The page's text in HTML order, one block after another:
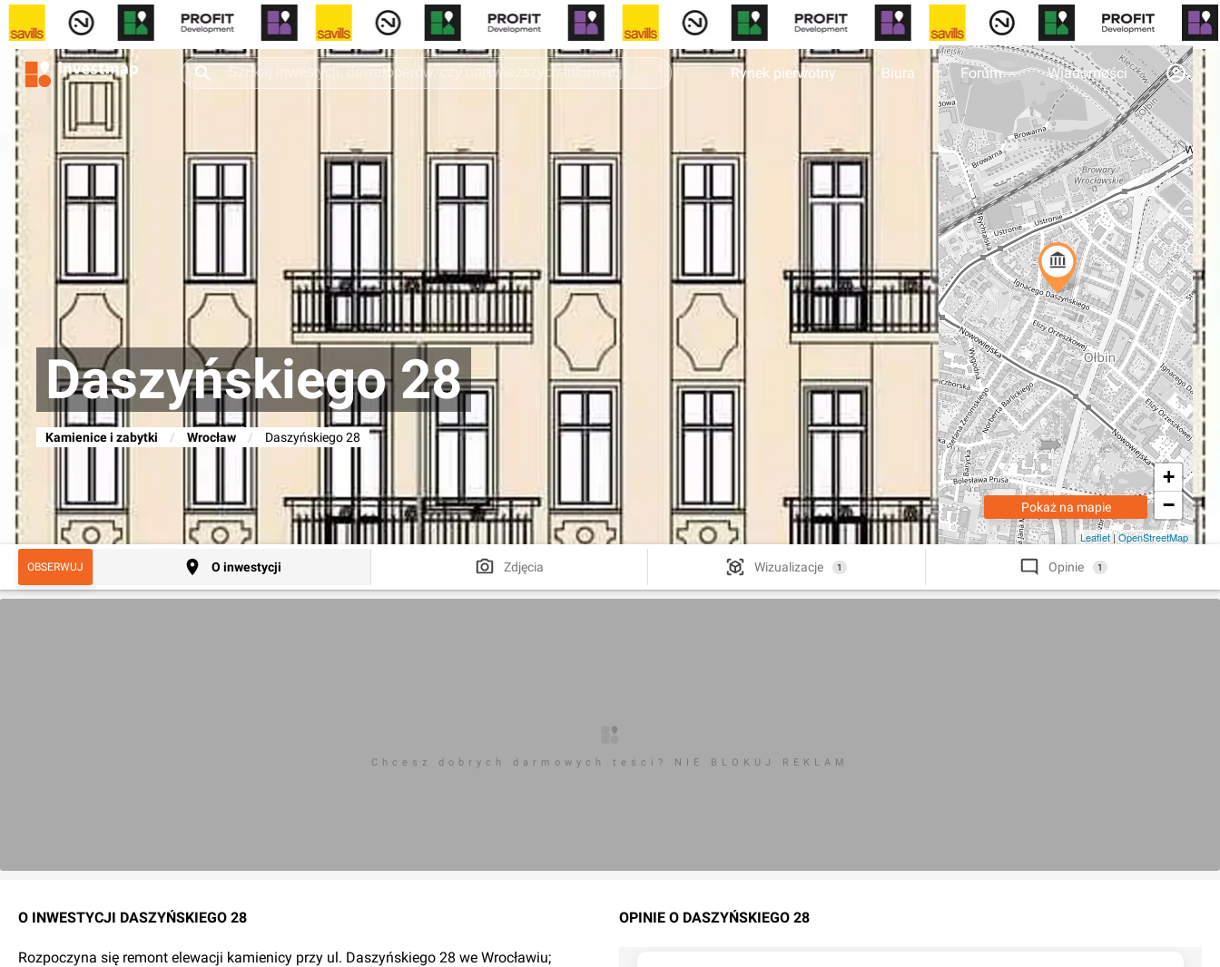
Rynek pierwotny Biura Forum Wiadomości
Daszyńskiego 28
Kamienice i zabytki / Wrocław / Daszyńskiego 28
+
−
Leaflet|OpenStreetMap
Pokaż na mapie
OBSERWUJ O inwestycji Zdjęcia Wizualizacje 1 Opinie 1
Chcesz dobrych darmowych teści? NIE BLOKUJ REKLAM
O INWESTYCJI DASZYŃSKIEGO 28
Rozpoczyna się remont elewacji kamienicy przy ul. Daszyńskiego 28 we Wrocławiu;
OPINIE O DASZYŃSKIEGO 28